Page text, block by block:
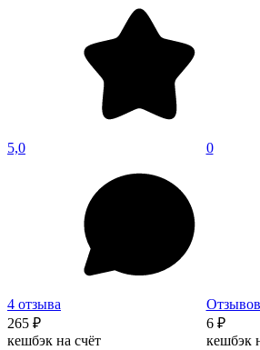
5,0
4 отзыва
265 ₽
кешбэк на счёт
0
6 ₽
кешбэк